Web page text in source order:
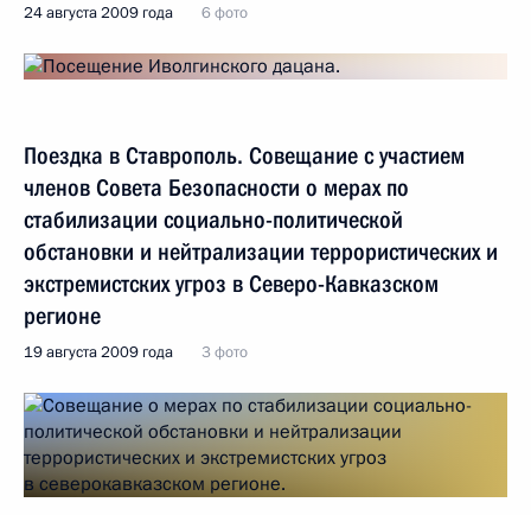
24 августа 2009 года 6 фото
Поездка в Ставрополь. Совещание с участием
членов Совета Безопасности о мерах по
стабилизации социально-политической
обстановки и нейтрализации террористических и
экстремистских угроз в Северо-Кавказском
регионе
19 августа 2009 года 3 фото